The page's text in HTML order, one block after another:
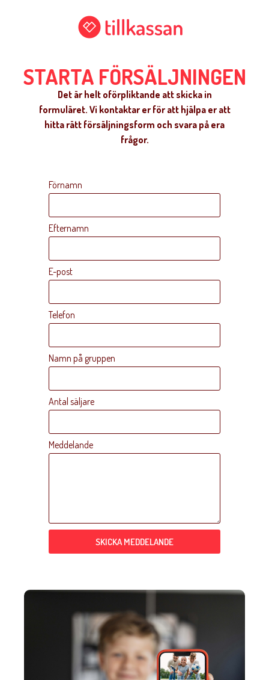
STARTA FÖRSÄLJNINGEN
Det är helt oförpliktande att skicka in
formuläret. Vi kontaktar er för att hjälpa er att
hitta rätt försäljningsform och svara på era
frågor.
Förnamn
Efternamn
E-post
Telefon
Namn på gruppen
Antal säljare
Meddelande
SKICKA MEDDELANDE